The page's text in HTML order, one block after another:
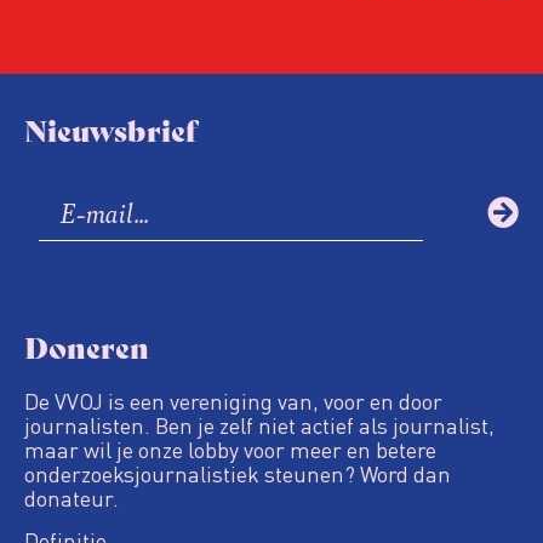
Nieuwsbrief
Doneren
De VVOJ is een vereniging van, voor en door
journalisten. Ben je zelf niet actief als journalist,
maar wil je onze lobby voor meer en betere
onderzoeksjournalistiek steunen? Word dan
donateur.